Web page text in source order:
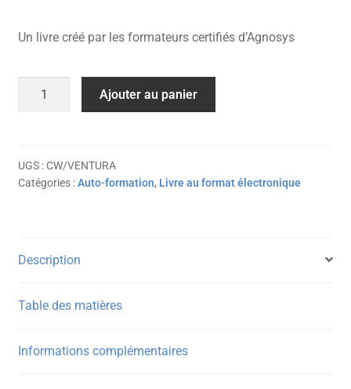
Un livre créé par les formateurs certifiés d’Agnosys
quantité
:
L'essentiel
Ajouter au panier
UGS :CW/VENTURA
Catégories :Auto-formation, Livre au format électronique
Description
Table des matières
Informations complémentaires